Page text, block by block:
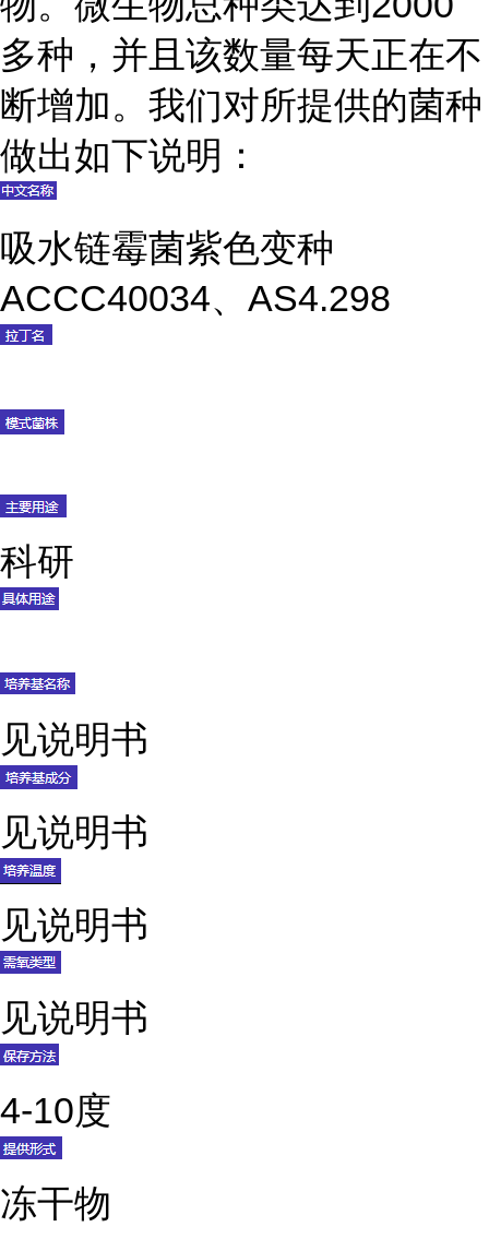
多种，并且该数量每天正在不
断增加。我们对所提供的菌种
做出如下说明：
吸水链霉菌紫色变种
ACCC40034、AS4.298
科研
见说明书
见说明书
见说明书
见说明书
4-10度
冻干物